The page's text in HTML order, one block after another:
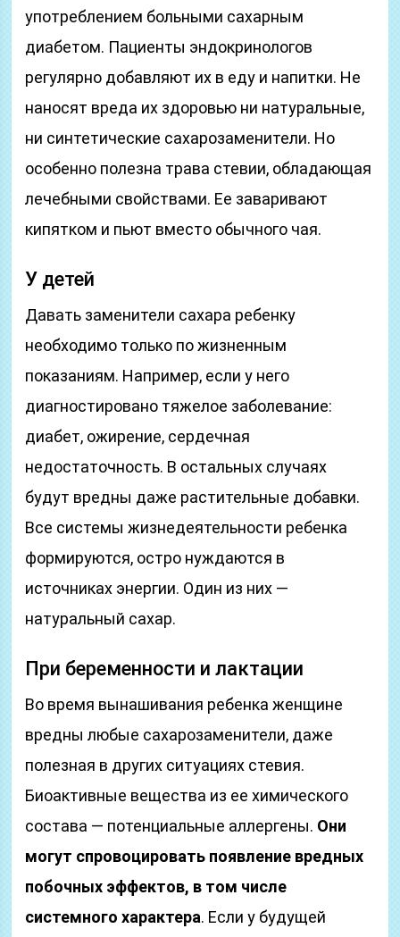
употреблением больными сахарным
диабетом. Пациенты эндокринологов
регулярно добавляют их в еду и напитки. Не
наносят вреда их здоровью ни натуральные,
ни синтетические сахарозаменители. Но
особенно полезна трава стевии, обладающая
лечебными свойствами. Ее заваривают
кипятком и пьют вместо обычного чая.
У детей
Давать заменители сахара ребенку
необходимо только по жизненным
показаниям. Например, если у него
диагностировано тяжелое заболевание:
диабет, ожирение, сердечная
недостаточность. В остальных случаях
будут вредны даже растительные добавки.
Все системы жизнедеятельности ребенка
формируются, остро нуждаются в
источниках энергии. Один из них —
натуральный сахар.
При беременности и лактации
Во время вынашивания ребенка женщине
вредны любые сахарозаменители, даже
полезная в других ситуациях стевия.
Биоактивные вещества из ее химического
состава — потенциальные аллергены. Они
могут спровоцировать появление вредных
побочных эффектов, в том числе
системного характера. Если у будущей